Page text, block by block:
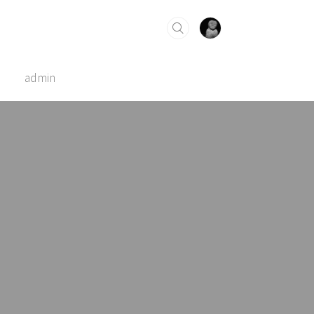
admin